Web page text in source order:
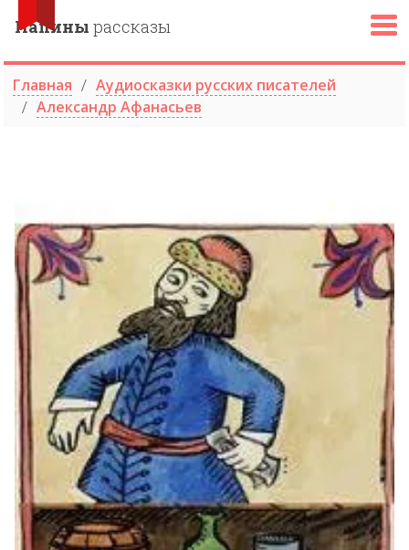
Папины рассказы
Главная
Аудиосказки русских писателей
Александр Афанасьев